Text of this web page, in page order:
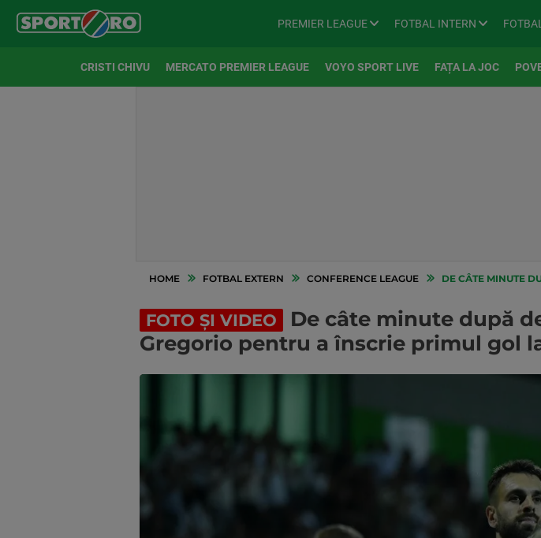
PREMIER LEAGUE FOTBAL INTERN
CRISTI CHIVU MERCATO PREMIER LEAGUE VOYO SPORT LIVE FAȚA LA JOC
HOME FOTBAL EXTERN CONFERENCE LEAGUE DE CÂTE MINUTE DUPĂ
FOTO ȘI VIDEO
De câte minute după
Gregorio pentru a înscrie primul gol